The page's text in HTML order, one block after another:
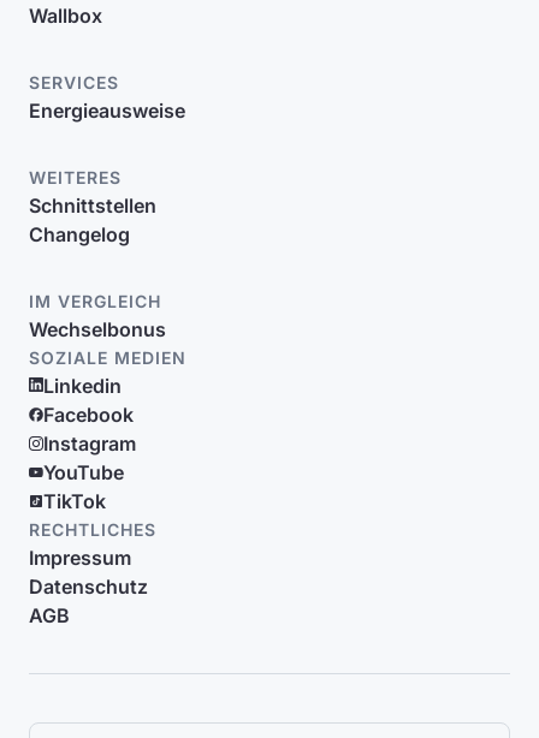
Wallbox
SERVICES
Energieausweise
WEITERES
Schnittstellen
Changelog
IM VERGLEICH
Wechselbonus
SOZIALE MEDIEN
Linkedin
Facebook
Instagram
YouTube
TikTok
RECHTLICHES
Impressum
Datenschutz
AGB